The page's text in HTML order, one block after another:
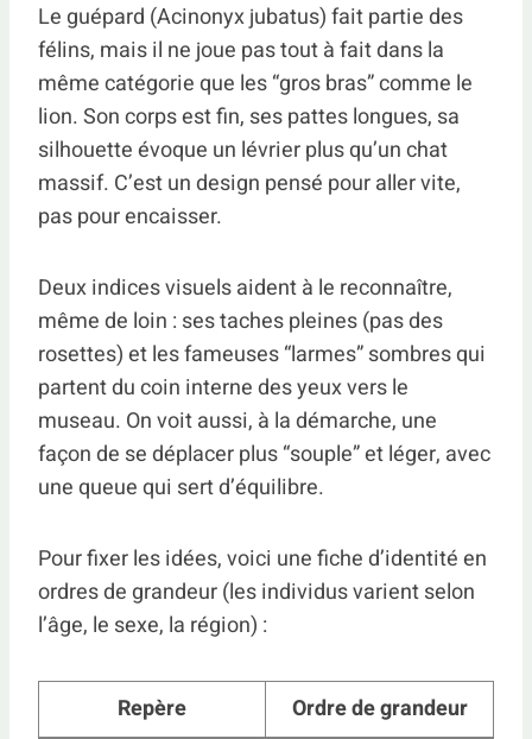
Le guépard (Acinonyx jubatus) fait partie des
félins, mais il ne joue pas tout à fait dans la
même catégorie que les “gros bras” comme le
lion. Son corps est fin, ses pattes longues, sa
silhouette évoque un lévrier plus qu’un chat
massif. C’est un design pensé pour aller vite,
pas pour encaisser.
Deux indices visuels aident à le reconnaître,
même de loin : ses taches pleines (pas des
rosettes) et les fameuses “larmes” sombres qui
partent du coin interne des yeux vers le
museau. On voit aussi, à la démarche, une
façon de se déplacer plus “souple” et léger, avec
une queue qui sert d’équilibre.
Pour fixer les idées, voici une fiche d’identité en
ordres de grandeur (les individus varient selon
l’âge, le sexe, la région) :
Repère Ordre de grandeur